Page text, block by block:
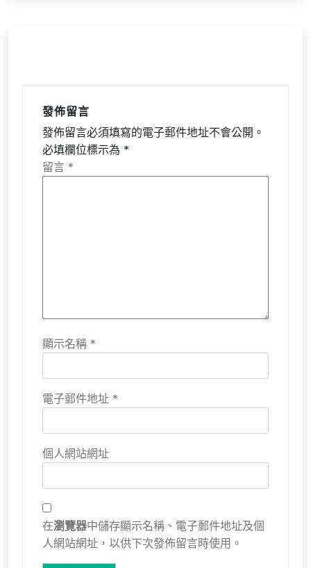
發佈留言
發佈留言必須填寫的電子郵件地址不會公開。
必填欄位標示為 *
留言 *
顯示名稱 *
電子郵件地址 *
個人網站網址
在瀏覽器中儲存顯示名稱、電子郵件地址及個
人網站網址，以供下次發佈留言時使用。